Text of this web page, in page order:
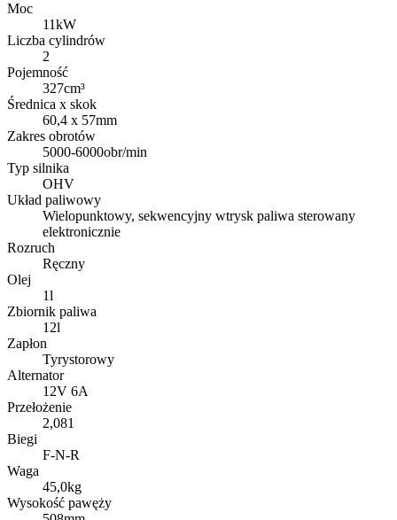
Moc
11kW
Liczba cylindrów
2
Pojemność
327cm³
Średnica x skok
60,4 x 57mm
Zakres obrotów
5000-6000obr/min
Typ silnika
OHV
Układ paliwowy
Wielopunktowy, sekwencyjny wtrysk paliwa sterowany
elektronicznie
Rozruch
Ręczny
Olej
1l
Zbiornik paliwa
12l
Zapłon
Tyrystorowy
Alternator
12V 6A
Przełożenie
2,081
Biegi
F-N-R
Waga
45,0kg
Wysokość pawęży